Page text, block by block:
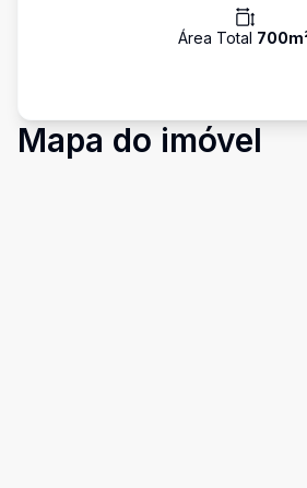
Área Total 700
Mapa do imóvel